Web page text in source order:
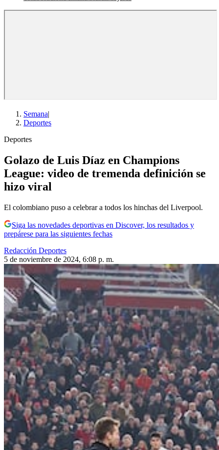
Semana|
Deportes
Deportes
Golazo de Luis Díaz en Champions
League: video de tremenda definición se
hizo viral
El colombiano puso a celebrar a todos los hinchas del Liverpool.
Siga las novedades deportivas en Discover, los resultados y
prepárese para las siguientes fechas
Redacción Deportes
5 de noviembre de 2024, 6:08 p. m.